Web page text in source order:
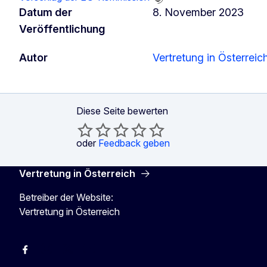
Datum der
Veröffentlichung
8. November 2023
Autor Vertretung in
Diese Seite bewerten
oder Feedback geben
Vertretung in Österreich
Betreiber der Website:
Vertretung in Österreich
Facebook